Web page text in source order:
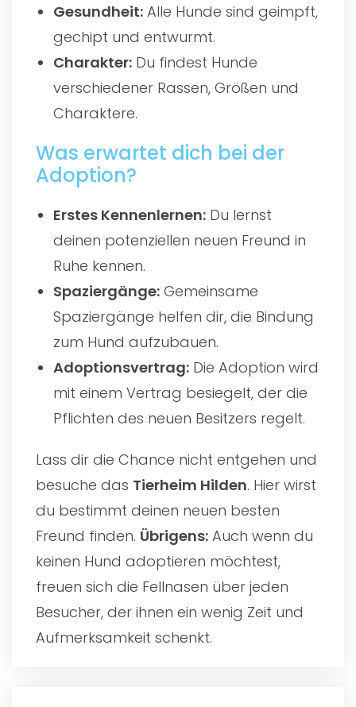
Gesundheit: Alle Hunde sind geimpft,
gechipt und entwurmt.
Charakter: Du findest Hunde
verschiedener Rassen, Größen und
Charaktere.
Was erwartet dich bei der
Adoption?
Erstes Kennenlernen: Du lernst
deinen potenziellen neuen Freund in
Ruhe kennen.
Spaziergänge: Gemeinsame
Spaziergänge helfen dir, die Bindung
zum Hund aufzubauen.
Adoptionsvertrag: Die Adoption wird
mit einem Vertrag besiegelt, der die
Pflichten des neuen Besitzers regelt.
Lass dir die Chance nicht entgehen und
besuche das Tierheim Hilden. Hier wirst
du bestimmt deinen neuen besten
Freund finden. Übrigens: Auch wenn du
keinen Hund adoptieren möchtest,
freuen sich die Fellnasen über jeden
Besucher, der ihnen ein wenig Zeit und
Aufmerksamkeit schenkt.